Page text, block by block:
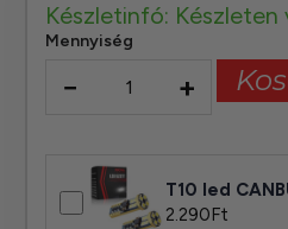
Készletinfó: Készleten
Mennyiség
− +
T10 led
2.290Ft